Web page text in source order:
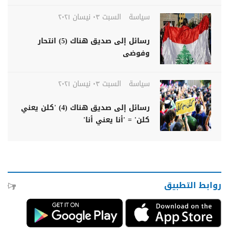
سياسة
السبت ٠٣ نيسان ٢٠٢١
رسائل إلى صديق هناك (5) انتحار
وفوضى
سياسة
السبت ٠٣ نيسان ٢٠٢١
رسائل إلى صديق هناك (4) 'كلن يعني
كلن' = 'أنا يعني أنا'
روابط التطبيق